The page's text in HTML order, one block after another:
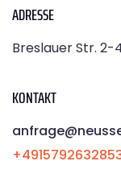
ADRESSE
Breslauer Str. 2-
KONTAKT